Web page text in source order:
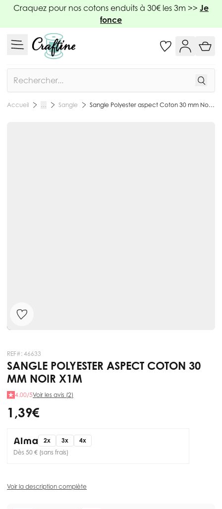
Allez au contenu
Craquez pour nos cotons enduits à 30€ les 3m >> Je
fonce
Accueil … Sangle Sangle Polyester aspect Coton 30 mm Noir x1m
REF#: 46633
SANGLE POLYESTER ASPECT COTON 30
MM NOIR X1M
4.00/5Voir les avis (2)
1,39 €
2x 3x
4x
Dès 50 € (sans frais)
Voir la description complète